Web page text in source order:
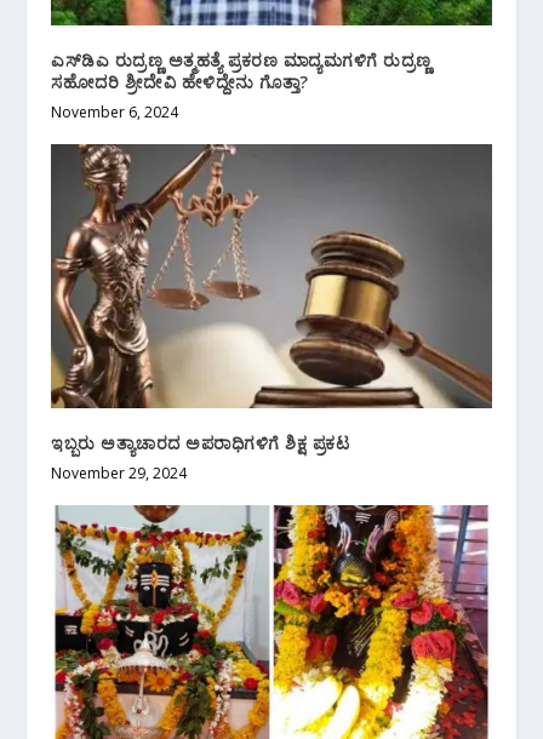
ಎಸ್‌ಡಿಎ ರುದ್ರಣ್ಣ ಅತ್ಮಹತ್ಯೆ ಪ್ರಕರಣ ಮಾದ್ಯಮಗಳಿಗೆ ರುದ್ರಣ್ಣ
ಸಹೋದರಿ ಶ್ರೀದೇವಿ ಹೇಳಿದ್ದೇನು ಗೊತ್ತಾ?
November 6, 2024
ಇಬ್ಬರು ಅತ್ಯಾಚಾರದ ಅಪರಾಧಿಗಳಿಗೆ ಶಿಕ್ಷ ಪ್ರಕಟ
November 29, 2024